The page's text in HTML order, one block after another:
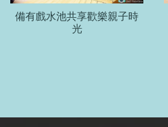
備有戲水池共享歡樂親子時
光